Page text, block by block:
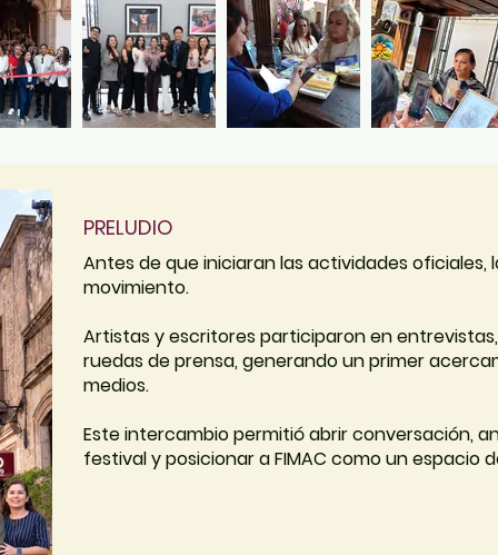
PRELUDIO
Antes de que iniciaran las actividades
movimiento.
Artistas y escritores participaron en
ruedas de prensa, generando un primer
medios.
Este intercambio permitió abrir conversación,
festival y posicionar a FIMAC como un espacio